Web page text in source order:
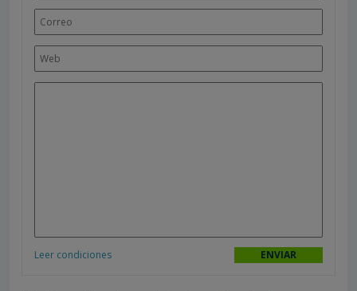
Leer condiciones